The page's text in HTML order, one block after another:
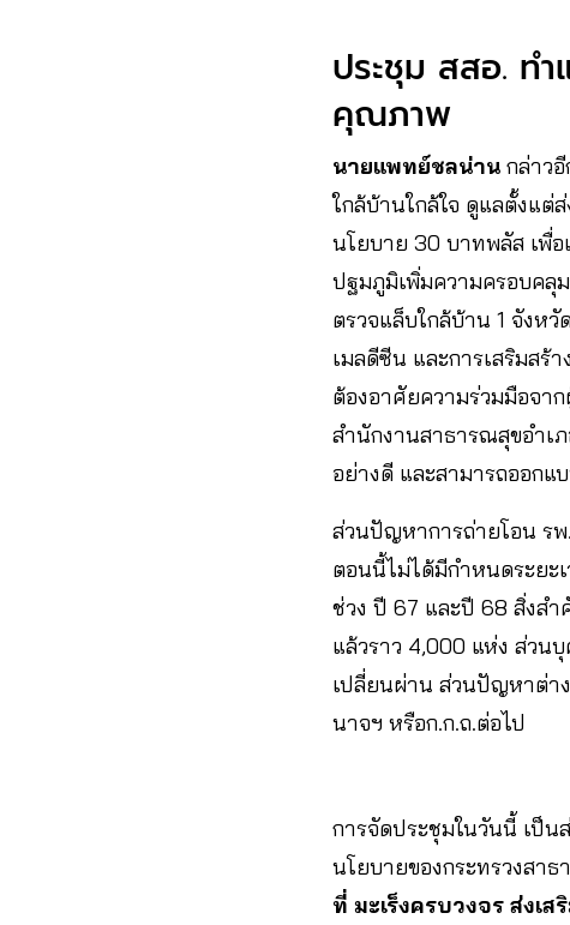
ประชุม สสอ. ท
คุณภาพ
นายแพทย์ชลน่าน กล่าว
ใกล้บ้านใกล้ใจ ดูแลตั้งแต่
นโยบาย 30 บาทพลัส เพื่
ปฐมภูมิเพิ่มความครอบคลุ
ตรวจแล็บใกล้บ้าน 1 จังห
เมลดีซีน และการเสริมสร้า
ต้องอาศัยความร่วมมือจา
สำนักงานสาธารณสุขอำเ
อย่างดี และสามารถออกแ
ส่วนปัญหาการถ่ายโอน รพ
ตอนนี้ไม่ได้มีกำหนดระยะ
ช่วง ปี 67 และปี 68 สิ่งสำ
แล้วราว 4,000 แห่ง ส่วนบุ
เปลี่ยนผ่าน ส่วนปัญหาต่าง
นาจฯ หรือก.ก.ถ.ต่อไป
การจัดประชุมในวันนี้ เป็น
นโยบายของกระทรวงสาธ
ที่ มะเร็งครบวงจร ส่งเ